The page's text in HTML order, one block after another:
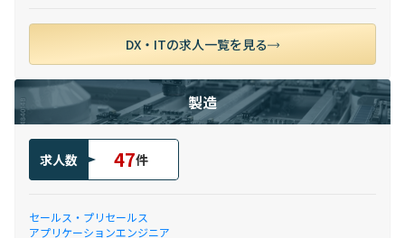
DX・ITの求人一覧を見る
製造
求人数 47件
セールス・プリセールス
アプリケーションエンジニア